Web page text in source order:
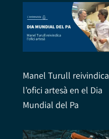
Manel Turull reivindica
l’ofici artesà en el Dia
Mundial del Pa